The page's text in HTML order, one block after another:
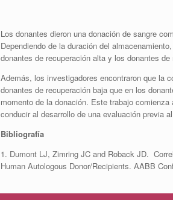
Los donantes dieron una donación de sangre
Dependiendo de la duración del
donantes de recuperación alta y los donantes de
Además, los investigadores encontraron que la
donantes de recuperación baja que en los
momento de la donación. Este trabajo
conducir al desarrollo de una evaluación previa
Bibliografía
1. Dumont LJ, Zimring JC and Roback JD.
Human Autologous Donor/Recipients. AABB